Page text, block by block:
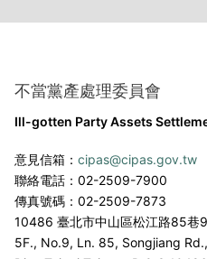
不當黨產處理委員會
Ill-gotten Party Assets
意見信箱： cipas@cipas.gov.tw
聯絡電話：02-2509-7900
傳真號碼：02-2509-7873
10486 臺北市中山區松江路85巷
5F., No.9, Ln. 85, Songjiang